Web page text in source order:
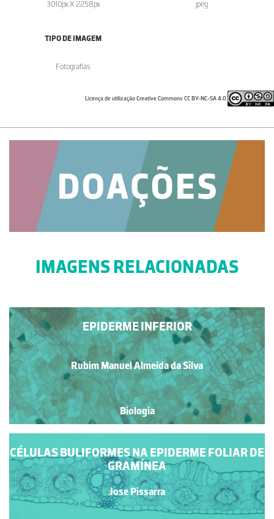
3010px X 2258px .jpeg
TIPO DE IMAGEM
Fotografias
Licença de utilização Creative Commons CC BY-NC-SA 4.0
IMAGENS RELACIONADAS
EPIDERME INFERIOR
Rubim Manuel Almeida da Silva
Biologia
CÉLULAS BULIFORMES NA EPIDERME FOLIAR DE
GRAMÍNEA
Jose Pissarra